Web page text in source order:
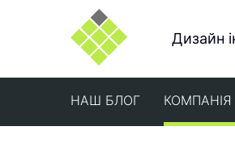
Дизайн
НАШ БЛОГ КОМПАНІЯ